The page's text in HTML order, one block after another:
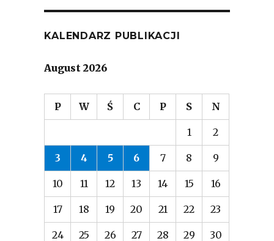
KALENDARZ PUBLIKACJI
August 2026
P W Ś C P S N
1 2
3 4 5 6 7 8 9
10 11 12 13 14 15 16
17 18 19 20 21 22 23
24 25 26 27 28 29 30